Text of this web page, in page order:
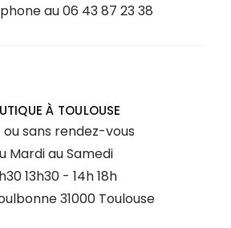
au06 43 87 23 38
À TOULOUSE
ou sans rendez-vous
Mardi au Samedi
13h30 - 14h 18h
31000 Toulouse